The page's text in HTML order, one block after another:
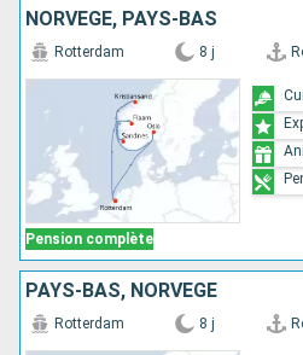
NORVÈGE, PAYS-BAS
Pension complète
Rotterdam 8 j
PAYS-BAS, NORVÈGE
Rotterdam 8 j